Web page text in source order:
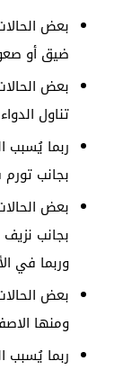
بعض
ضيق أو
بعض
تناول
ربما يُسبب
بجانب
بعض
بجانب
وربما في
بعض
ومنها
ربما يُسبب